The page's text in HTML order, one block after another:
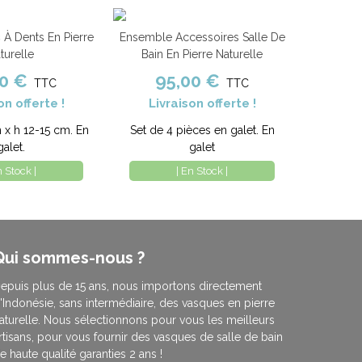
Comparer
Dents En Pierre
€ TTC
offerte !
h 12-15 cm. En
Stock |
Ajouter au panier Comparer
Ensemble Accessoires Salle De
Bain En Pierre Naturelle
95,00 € TTC
Livraison offerte !
Set de 4 pièces en galet. En
galet
| En Stock |
sommes-nous ?
plus de 15 ans, nous importons directement
sans intermédiaire, des vasques en pierre
Nous sélectionnons pour vous les meilleurs
pour vous fournir des vasques de salle de bain
haute qualité garanties 2 ans !